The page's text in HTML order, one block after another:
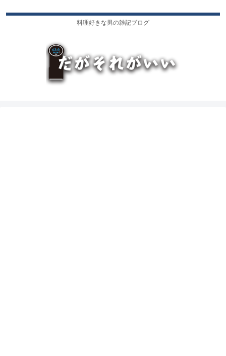
料理好きな男の雑記ブログ